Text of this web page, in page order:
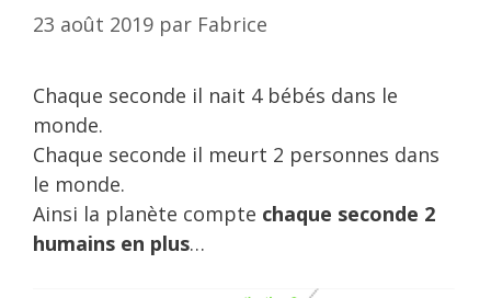
23 août 2019 par Fabrice
Chaque seconde il nait 4 bébés dans le
monde.
Chaque seconde il meurt 2 personnes dans
le monde.
Ainsi la planète compte chaque seconde 2
humains en plus…